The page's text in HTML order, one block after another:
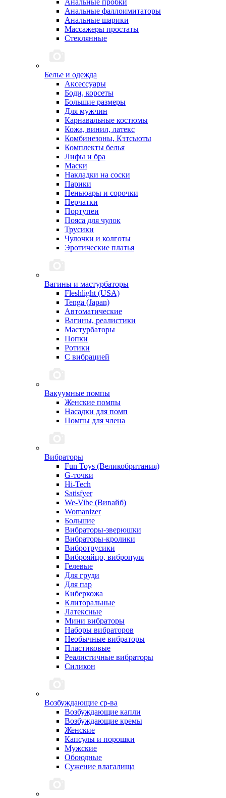
Анальные пробки
Анальные фаллоимитаторы
Анальные шарики
Массажеры простаты
Стеклянные
Белье и одежда
Аксессуары
Боди, корсеты
Большие размеры
Для мужчин
Карнавальные костюмы
Кожа, винил, латекс
Комбинезоны, Кэтсьюты
Комплекты белья
Лифы и бра
Маски
Накладки на соски
Парики
Пеньюары и сорочки
Перчатки
Портупеи
Пояса для чулок
Трусики
Чулочки и колготы
Эротические платья
Вагины и мастурбаторы
Fleshlight (USA)
Tenga (Japan)
Автоматические
Вагины, реалистики
Мастурбаторы
Попки
Ротики
С вибрацией
Вакуумные помпы
Женские помпы
Насадки для помп
Помпы для члена
Вибраторы
Fun Toys (Великобритания)
G-точки
Hi-Tech
Satisfyer
We-Vibe (Вивайб)
Womanizer
Большие
Вибраторы-зверюшки
Вибраторы-кролики
Вибротрусики
Виброяйцо, вибропуля
Гелевые
Для груди
Для пар
Киберкожа
Клиторальные
Латексные
Мини вибраторы
Наборы вибраторов
Необычные вибраторы
Пластиковые
Реалистичные вибраторы
Силикон
Возбуждающие ср-ва
Возбуждающие капли
Возбуждающие кремы
Женские
Капсулы и порошки
Мужские
Обоюдные
Сужение влагалища